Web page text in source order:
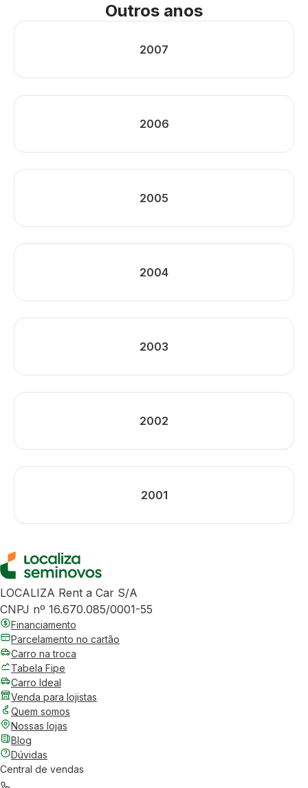
Outros anos
2007
2006
2005
2004
2003
2002
2001
LOCALIZA Rent a Car S/A
CNPJ nº 16.670.085/0001-55
Financiamento
Parcelamento no cartão
Carro na troca
Tabela Fipe
Carro Ideal
Venda para lojistas
Quem somos
Nossas lojas
Blog
Dúvidas
Central de vendas